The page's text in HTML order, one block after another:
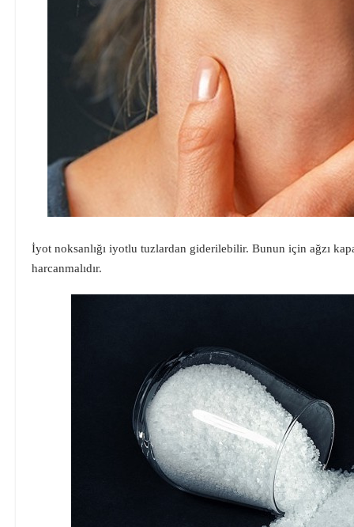
İyot noksanlığı iyotlu tuzlardan giderilebilir. Bunun için ağzı
harcanmalıdır.